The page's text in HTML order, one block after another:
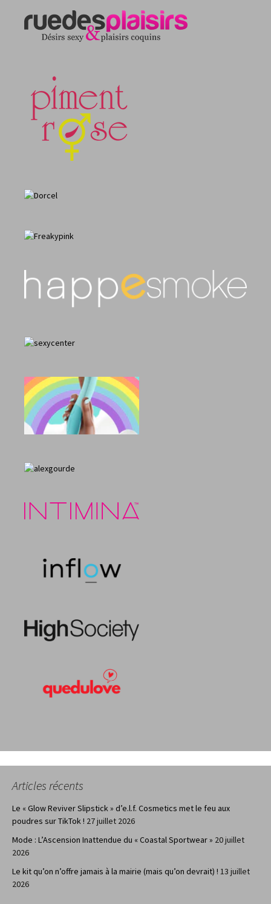
Articles récents
Le « Glow Reviver Slipstick » d’e.l.f. Cosmetics met le feu aux
poudres sur TikTok ! 27 juillet 2026
Mode : L’Ascension Inattendue du « Coastal Sportwear » 20 juillet
2026
Le kit qu’on n’offre jamais à la mairie (mais qu’on devrait) ! 13 juillet
2026